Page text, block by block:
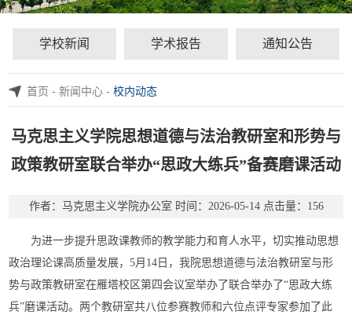
学校新闻 学术报告 通知公告
首页-新闻中心-校内动态
马克思主义学院思想道德与法治教研室和形势与
政策教研室联合举办“思政大练兵”备赛磨课活动
作者：马克思主义学院办公室 时间：2026-05-14 点击量： 156
为进一步提升思政课教师的教学能力和育人水平，切实推动思想
政治理论课高质量发展，5月14日，我院思想道德与法治教研室与形
势与政策教研室在雁塔校区第四会议室举办了联合举办了“思政大练
兵”磨课活动。两个教研室共八位参赛教师和六位点评专家参加了此